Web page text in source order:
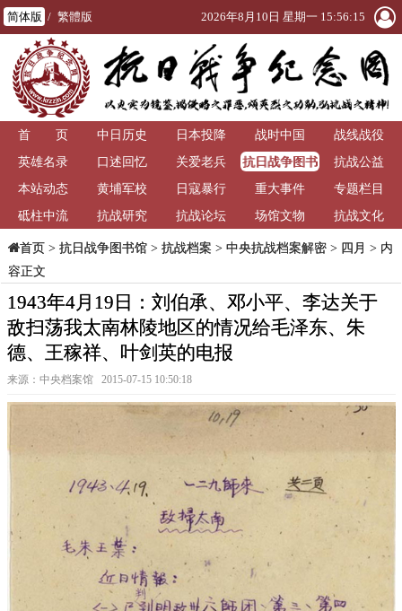
简体版 / 繁體版 2026年8月10日 星期一 15:56:15
首 页 中日历史 日本投降 战时中国
战线战役
英雄名录
口述回忆 关爱老兵
抗日战争图书
馆
抗战公益
本站动态
黄埔军校 日寇暴行 重大事件
专题栏目
砥柱中流
抗战研究 抗战论坛 场馆文物 抗战文化
首页> 抗日战争图书馆> 抗战档案> 中央抗战档案解密> 四月 > 内
容正文
1943年4月19日：刘伯承、邓小平、李达关于
敌扫荡我太南林陵地区的情况给毛泽东、朱
德、王稼祥、叶剑英的电报
来源：中央档案馆 2015-07-15 10:50:18